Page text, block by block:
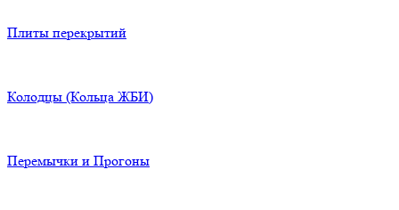
Плиты перекрытий
Колодцы (Кольца ЖБИ)
Перемычки и Прогоны